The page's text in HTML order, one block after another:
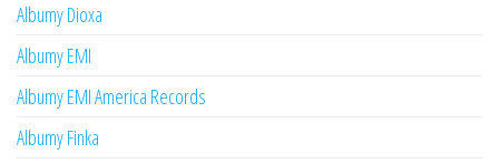
Albumy Dioxa
Albumy EMI
Albumy EMI America Records
Albumy Finka